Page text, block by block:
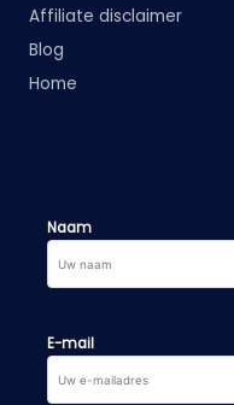
Affiliate disclaimer
Blog
Home
Naam
E-mail